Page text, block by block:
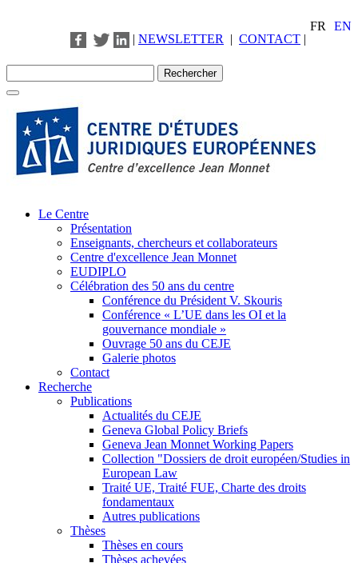
FR
EN
| NEWSLETTER | CONTACT |
Le Centre
Présentation
Enseignants, chercheurs et collaborateurs
Centre d'excellence Jean Monnet
EUDIPLO
Célébration des 50 ans du centre
Conférence du Président V. Skouris
Conférence « L’UE dans les OI et la
gouvernance mondiale »
Ouvrage 50 ans du CEJE
Galerie photos
Contact
Recherche
Publications
Actualités du CEJE
Geneva Global Policy Briefs
Geneva Jean Monnet Working Papers
Collection "Dossiers de droit européen/Studies in
European Law
Traité UE, Traité FUE, Charte des droits
fondamentaux
Autres publications
Thèses
Thèses en cours
Thèses achevées